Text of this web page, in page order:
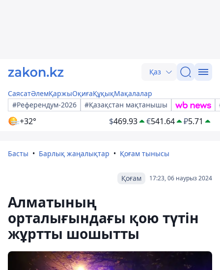
Қаз
СаясатӘлемҚаржыОқиғаҚұқықМақалалар
#Референдум-2026
#Қазақстан мақтанышы
+32° $469.93 €541.64 ₽5.71
Басты Барлық жаңалықтар Қоғам тынысы
17:23, 06 наурыз 2024
Қоғам
Алматының
орталығындағы қою түтін
жұртты шошытты